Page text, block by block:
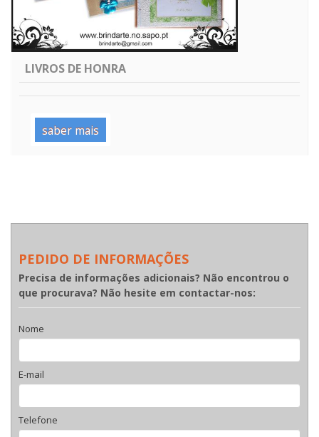
LIVROS DE HONRA
saber mais
PEDIDO DE INFORMAÇÕES
Precisa de informações adicionais? Não encontrou o
que procurava? Não hesite em contactar-nos:
Nome
E-mail
Telefone